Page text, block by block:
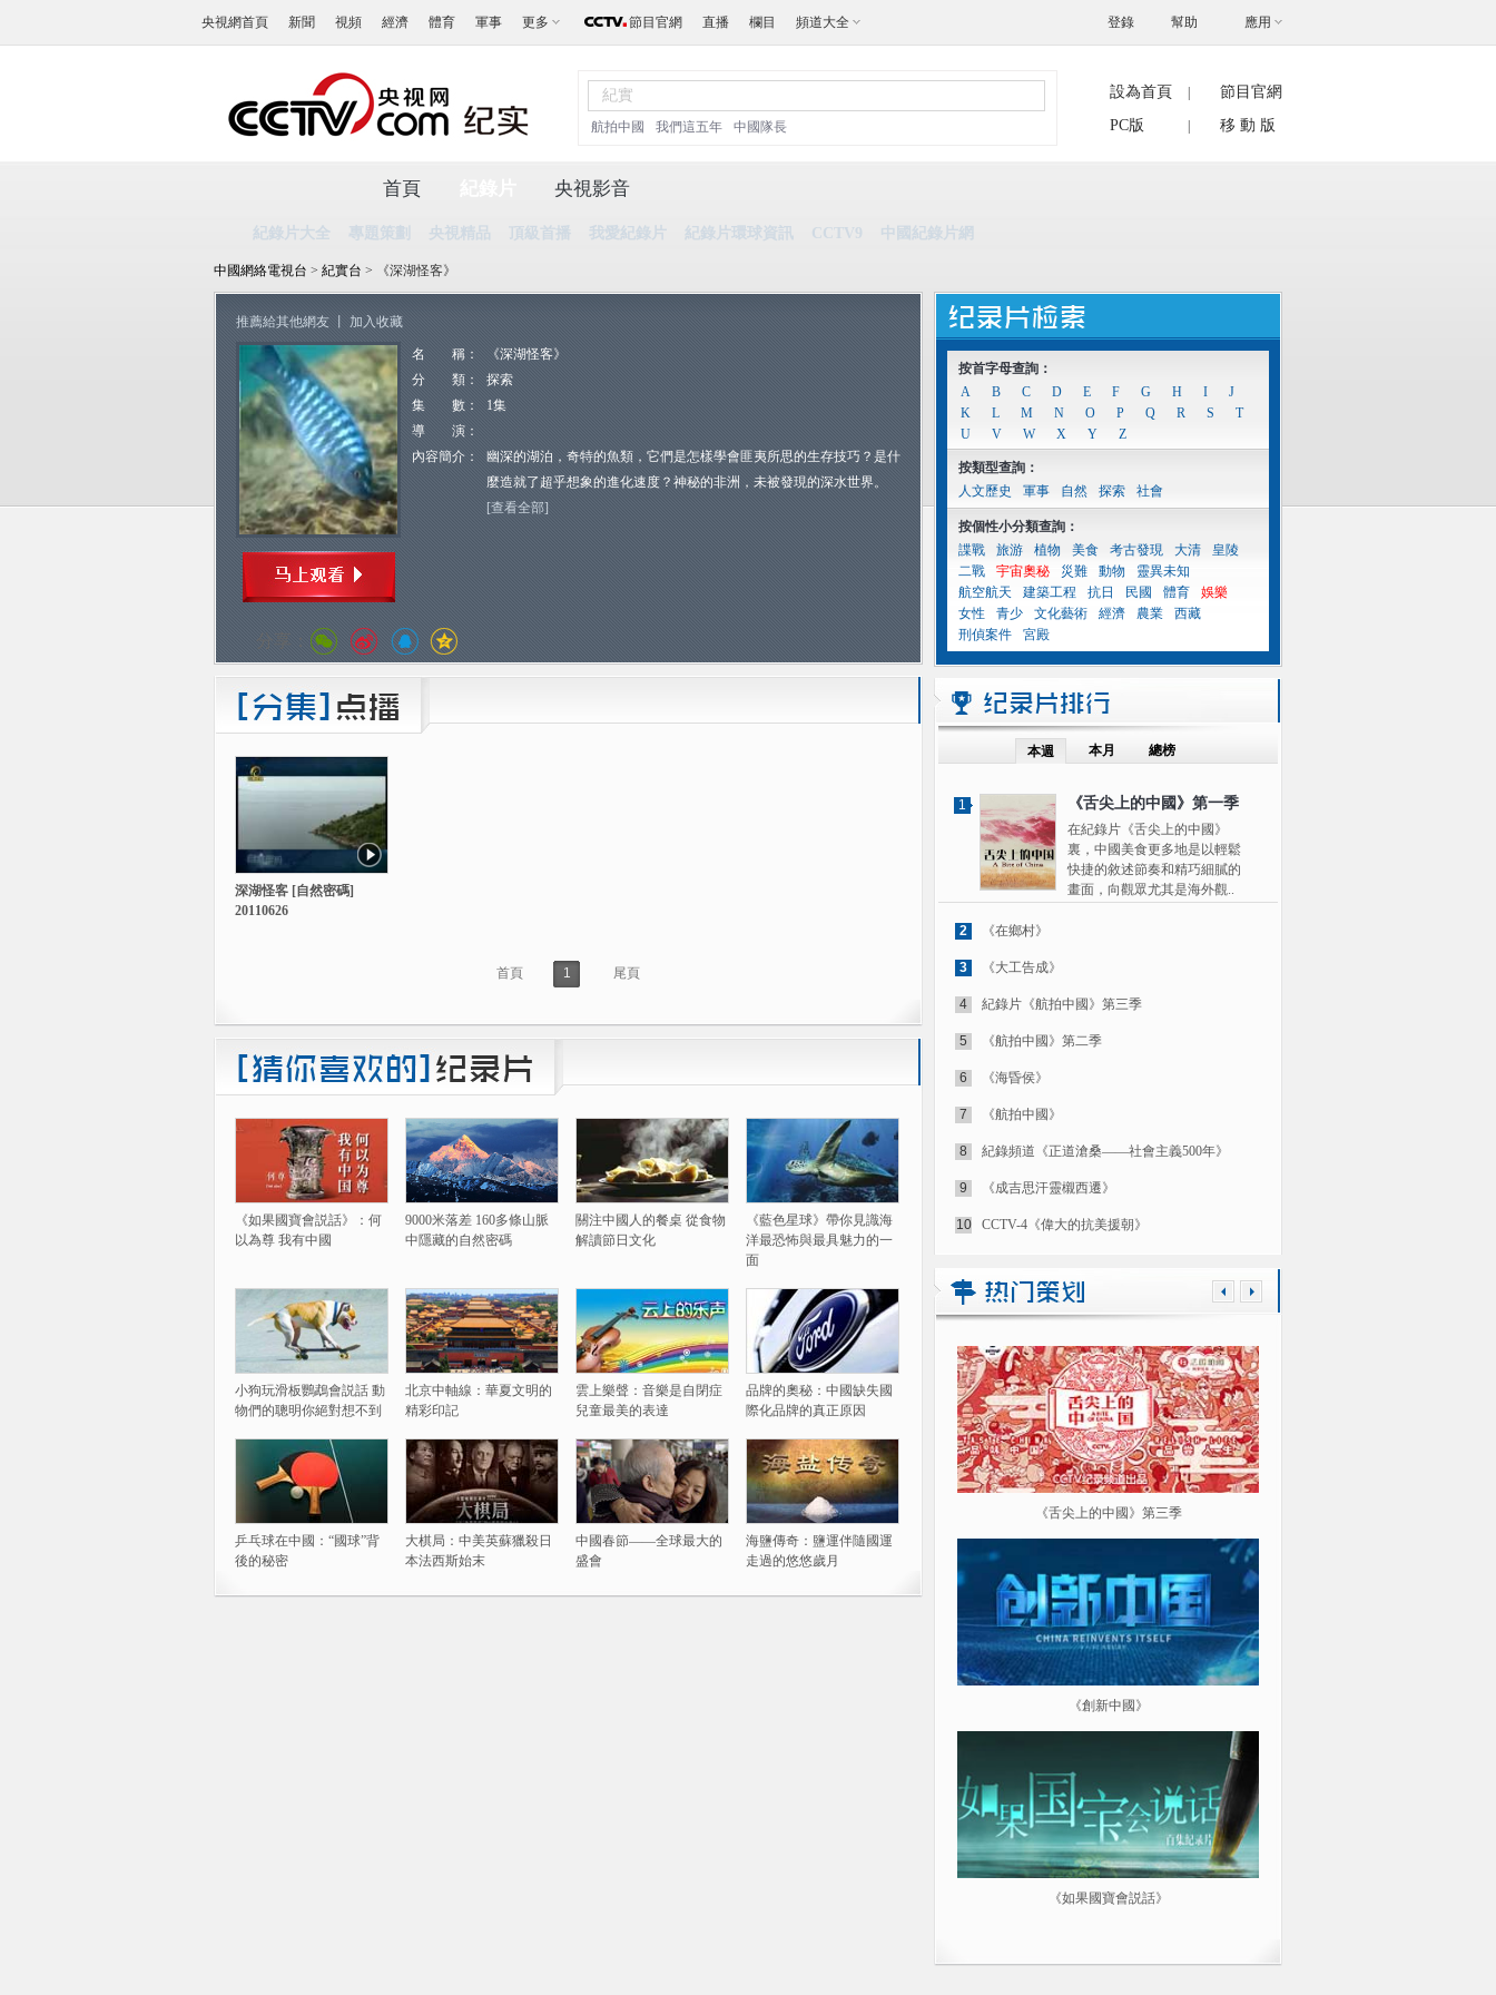
央視網首頁 新聞 視頻 經濟 體育 軍事 更多 節目官網 直播 欄目 頻道大全 幫助 應用
登錄
航拍中國 我們這五年 中國隊長
設為首頁
節目官網
PC版
移 動 版
首頁
紀錄片大全 專題策劃 央視精品 頂級首播 我愛紀錄片 紀錄片環球資訊 CCTV9 中國紀錄片網
央視影音
中國網絡電視台 > 紀實台 > 《深湖怪客》
推薦給其他網友 加入收藏
名 稱：
《深湖怪客》
分 類：
探索
集 數：
1集
導 演：
內容簡介：
幽深的湖泊，奇特的魚類，它們是怎樣學會匪夷所思的生存技巧？是什
麼造就了超乎想象的進化速度？神秘的非洲，未被發現的深水世界。
[查看全部]
分享：
深湖怪客 [自然密碼]
20110626
首頁 1 尾頁
《如果國寶會説話》：何
以為尊 我有中國
9000米落差 160多條山脈
中隱藏的自然密碼
關注中國人的餐桌 從食物
解讀節日文化
《藍色星球》帶你見識海
洋最恐怖與最具魅力的一
面
小狗玩滑板鸚鵡會説話 動
物們的聰明你絕對想不到
北京中軸線：華夏文明的
精彩印記
雲上樂聲：音樂是自閉症
兒童最美的表達
品牌的奧秘：中國缺失國
際化品牌的真正原因
乒乓球在中國：“國球”背
後的秘密
大棋局：中美英蘇獵殺日
本法西斯始末
中國春節——全球最大的
盛會
海鹽傳奇：鹽運伴隨國運
走過的悠悠歲月
按首字母查詢：
A
B C D E F G H I
J
K
L M N O P Q R S
T
U
V W X Y Z
按類型查詢：
人文歷史
軍事 自然 探索 社會
按個性小分類查詢：
諜戰
旅游 植物 美食 考古發現 大清
皇陵
二戰
宇宙奧秘 災難 動物
靈異未知
航空航天
建築工程 抗日 民國 體育
娛樂
女性
青少 文化藝術 經濟 農業
西藏
刑偵案件
宮殿
本週 本月 總榜
1 《舌尖上的中國》第一季
在紀錄片《舌尖上的中國》
裏，中國美食更多地是以輕鬆
快捷的敘述節奏和精巧細膩的
畫面，向觀眾尤其是海外觀..
2 《在鄉村》
3 《大工告成》
4 紀錄片《航拍中國》第三季
5 《航拍中國》第二季
6 《海昏侯》
7 《航拍中國》
8 紀錄頻道《正道滄桑——社會主義500年》
9 《成吉思汗靈櫬西遷》
10 CCTV-4《偉大的抗美援朝》
《舌尖上的中國》第三季
《創新中國》
《如果國寶會説話》